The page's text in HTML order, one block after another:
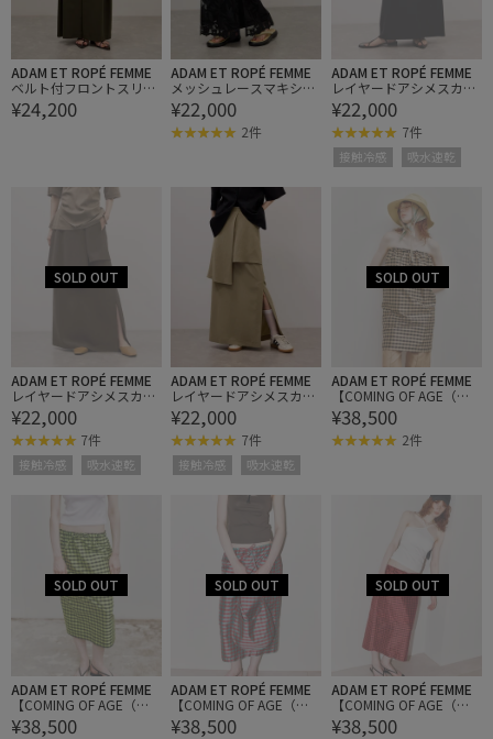
ADAM ET ROPÉ FEMME
ベルト付フロントスリッ
トスカート
¥24,200
ADAM ET ROPÉ FEMME
メッシュレースマキシス
カート
¥22,000
2件
ADAM ET ROPÉ FEMME
レイヤードアシメスカー
ト/接触冷感/防シワ/吸水
速乾
¥22,000
7件
接触冷感 吸水速乾
ADAM ET ROPÉ FEMME
レイヤードアシメスカー
ト/接触冷感/防シワ/吸水
速乾
¥22,000
7件
接触冷感 吸水速乾
ADAM ET ROPÉ FEMME
レイヤードアシメスカー
ト/接触冷感/防シワ/吸水
速乾
¥22,000
7件
接触冷感 吸水速乾
ADAM ET ROPÉ FEMME
【COMING OF AGE（カ
ミング オブ エイジ）】D
RASTRING MAXI SKIRT
¥38,500
2件
ADAM ET ROPÉ FEMME
【COMING OF AGE（カ
ミング オブ エイジ）】D
¥38,500
ADAM ET ROPÉ FEMME
【COMING OF AGE（カ
ミング オブ エイジ）】D
¥38,500
ADAM ET ROPÉ FEMME
【COMING OF AGE（カ
ミング オブ エイジ）】D
¥38,500